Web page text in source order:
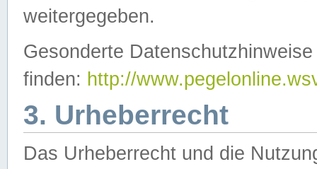
weitergegeben.
Gesonderte
finden: http://
3. Urheberrecht
Das Urheberrecht und die